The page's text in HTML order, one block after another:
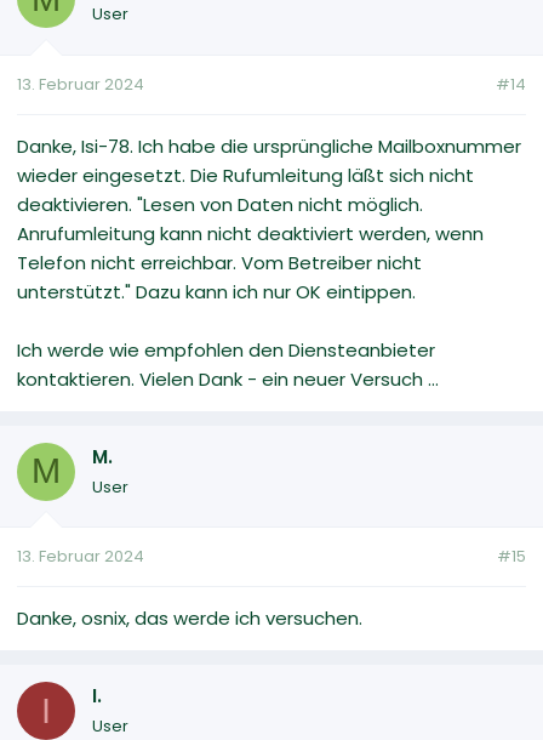
User
13. Februar 2024 #14
Danke, Isi-78. Ich habe die ursprüngliche Mailboxnummer
wieder eingesetzt. Die Rufumleitung läßt sich nicht
deaktivieren. "Lesen von Daten nicht möglich.
Anrufumleitung kann nicht deaktiviert werden, wenn
Telefon nicht erreichbar. Vom Betreiber nicht
unterstützt." Dazu kann ich nur OK eintippen.
Ich werde wie empfohlen den Diensteanbieter
kontaktieren. Vielen Dank - ein neuer Versuch ...
M M.
User
13. Februar 2024 #15
Danke, osnix, das werde ich versuchen.
I I.
User